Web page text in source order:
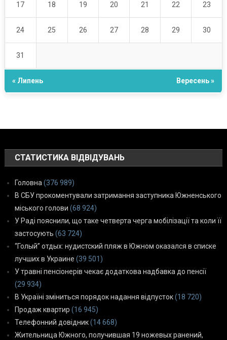
17 18 19 20 21 22 23
24 25 26 27 28 29 30
31
« Липень Вересень »
СТАТИСТИКА ВІДВІДУВАНЬ
Головна(376 989)
В СБУ прокоментували затримання заступника Южненського
міського голови (68 924)
У Раді пояснили, що таке четверта черга мобілізації та коли її
застосують (63 724)
“Голый” отдых: нудистский пляж в Южном оказался в списке
лучших в Украине (39 501)
У травні пенсіонерів чекає додаткова надбавка до пенсії
(29 934)
В Україні зміниться порядок надання відпусток(18 720)
Продаж квартир (16 945)
Телефонний довідник(14 668)
Жительница Южного, получившая 19 ножевых ранений,